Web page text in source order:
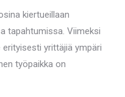
kiertueillaan
tapahtumissa. Viimeksi
yrittäjiä ympäri
työpaikka on